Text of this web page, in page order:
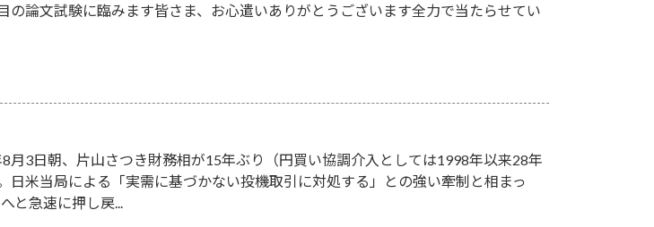
の論文試験に臨みます皆さま、お心遣いありがとうございます全力で当たらせてい
月3日朝、片山さつき財務相が15年ぶり（円買い協調介入としては1998年以来28年
日米当局による「実需に基づかない投機取引に対処する」との強い牽制と相まっ
と急速に押し戻...